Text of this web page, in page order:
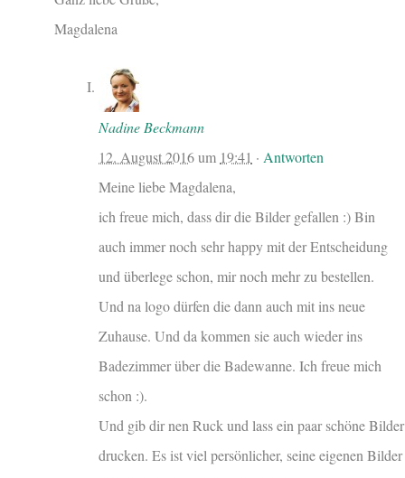
Magdalena
Nadine Beckmann
12. August 2016um 19:41 · Antworten
Meine liebe Magdalena,
ich freue mich, dass dir die Bilder gefallen :) Bin
auch immer noch sehr happy mit der Entscheidung
und überlege schon, mir noch mehr zu bestellen.
Und na logo dürfen die dann auch mit ins neue
Zuhause. Und da kommen sie auch wieder ins
Badezimmer über die Badewanne. Ich freue mich
schon :).
Und gib dir nen Ruck und lass ein paar schöne Bilder
drucken. Es ist viel persönlicher, seine eigenen Bilder